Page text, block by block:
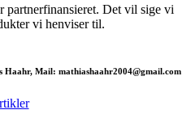
partnerfinansieret. Det vil sige vi
vi henviser til.
Mail: mathiashaahr2004@gmail.com